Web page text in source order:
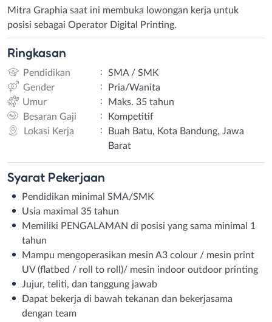
Mitra Graphia saat ini membuka lowongan kerja untuk
posisi sebagai Operator Digital Printing.
Ringkasan
Pendidikan :
SMA / SMK
Gender
:
Pria/Wanita
Umur
:
Maks. 35 tahun
Besaran Gaji
:
Kompetitif
Lokasi Kerja
:
Buah Batu, Kota Bandung, Jawa
Barat
Syarat Pekerjaan
Pendidikan minimal SMA/SMK
Usia maximal 35 tahun
Memiliki PENGALAMAN di posisi yang sama minimal 1
tahun
Mampu mengoperasikan mesin A3 colour / mesin print
UV (flatbed / roll to roll)/ mesin indoor outdoor printing
Jujur, teliti, dan tanggung jawab
Dapat bekerja di bawah tekanan dan bekerjasama
dengan team